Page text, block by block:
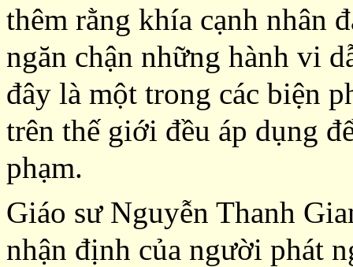
thêm rằng khía cạnh nhân
ngăn chận những hành vi
đây là một trong các biện
trên thế giới đều áp dụng
phạm.
Giáo sư Nguyễn Thanh
nhận định của người phát